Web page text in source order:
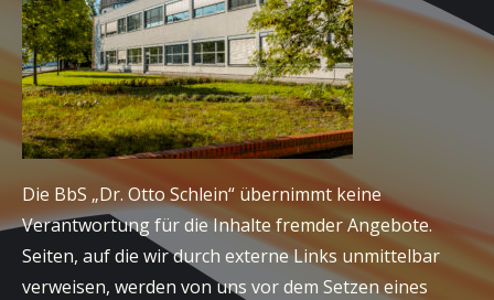
Die BbS „Dr. Otto Schlein“ übernimmt keine
Verantwortung für die Inhalte fremder Angebote.
Seiten, auf die wir durch externe Links unmittelbar
verweisen, werden von uns vor dem Setzen eines